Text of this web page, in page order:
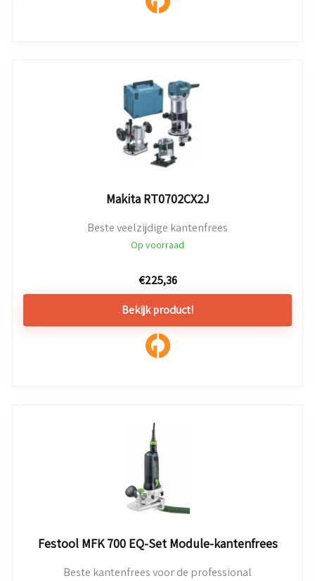
Makita RT0702CX2J
Beste veelzijdige kantenfrees
Op voorraad
€225,36
Bekijk product!
Festool MFK 700 EQ-Set Module-kantenfrees
Beste kantenfrees voor de professional